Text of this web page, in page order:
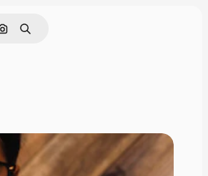
Поиск по изображению
Поиск